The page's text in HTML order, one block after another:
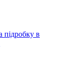
підробку в